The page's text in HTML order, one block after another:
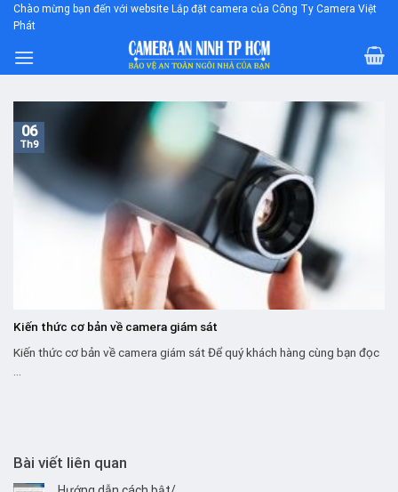
Skip
content
Chào mừng bạn đến với website Lắp đặt camera của Công Ty Camera Việt
Phát
Kiến thức cơ bản về camera giám sát
Kiến thức cơ bản về camera giám sát Để quý khách hàng cùng bạn đọc
06
Th9
Bài viết liên quan